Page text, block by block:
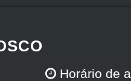
Horário de